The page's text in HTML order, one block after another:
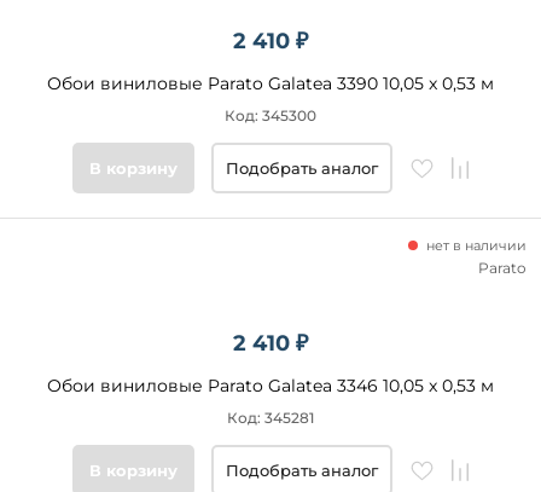
2 410 ₽
Обои виниловые Parato Galatea 3390 10,05 x 0,53 м
Код: 345300
В корзину Подобрать аналог
2 410 ₽
Обои виниловые Parato Galatea 3346 10,05 x 0,53 м
нет в наличии
Код: 345281
Parato
В корзину Подобрать аналог